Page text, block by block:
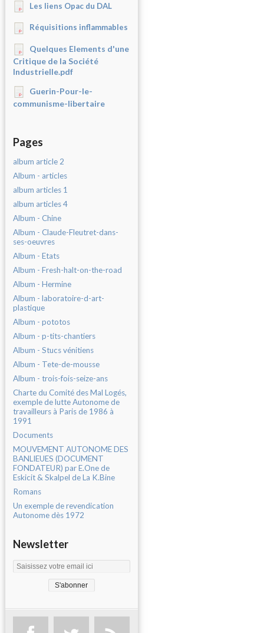
Les liens Opac du DAL
Réquisitions inflammables
Quelques Elements d'une
Critique de la Société
Industrielle.pdf
Guerin-Pour-le-
communisme-libertaire
Pages
album article 2
Album - articles
album articles 1
album articles 4
Album - Chine
Album - Claude-Fleutret-dans-
ses-oeuvres
Album - Etats
Album - Fresh-halt-on-the-road
Album - Hermine
Album - laboratoire-d-art-
plastique
Album - pototos
Album - p-tits-chantiers
Album - Stucs vénitiens
Album - Tete-de-mousse
Album - trois-fois-seize-ans
Charte du Comité des Mal Logés,
exemple de lutte Autonome de
travailleurs à Paris de 1986 à
1991
Documents
MOUVEMENT AUTONOME DES
BANLIEUES (DOCUMENT
FONDATEUR) par E.One de
Eskicit & Skalpel de La K.Bine
Romans
Un exemple de revendication
Autonome dès 1972
Newsletter